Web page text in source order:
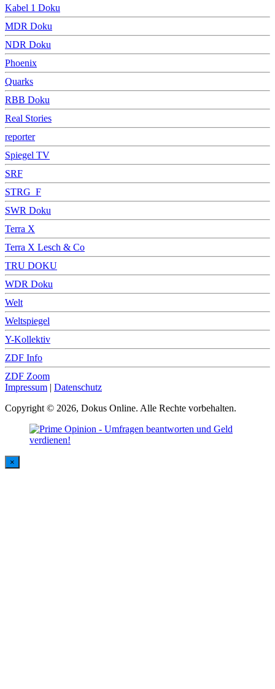
Kabel 1 Doku
MDR Doku
NDR Doku
Phoenix
Quarks
RBB Doku
Real Stories
reporter
Spiegel TV
SRF
STRG_F
SWR Doku
Terra X
Terra X Lesch & Co
TRU DOKU
WDR Doku
Welt
Weltspiegel
Y-Kollektiv
ZDF Info
ZDF Zoom
Impressum | Datenschutz
Copyright © 2026, Dokus Online. Alle Rechte vorbehalten.
×